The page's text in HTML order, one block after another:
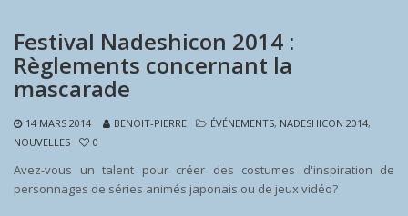
Festival Nadeshicon 2014 :
Règlements concernant la
mascarade
14 MARS 2014 BENOIT-PIERRE ÉVÉNEMENTS, NADESHICON 2014,
NOUVELLES
0
Avez-vous un talent pour créer des costumes d'inspiration de
personnages de séries animés japonais ou de jeux vidéo?